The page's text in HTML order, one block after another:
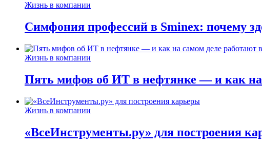
Жизнь в компании
Симфония профессий в Sminex: почему
Жизнь в компании
Пять мифов об ИТ в нефтянке — и как на
Жизнь в компании
«ВсеИнструменты.ру» для построения